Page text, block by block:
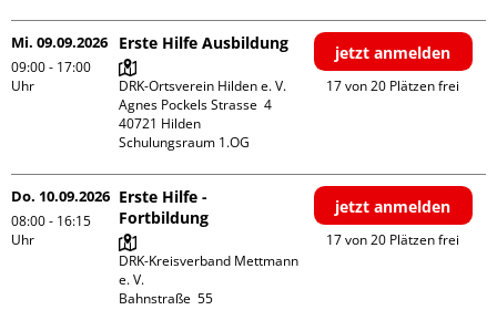
Mi. 09.09.2026
09:00 - 17:00
Uhr
Erste Hilfe Ausbildung
DRK-Ortsverein Hilden e. V.
Agnes Pockels Strasse  4
40721 Hilden
Schulungsraum 1.OG
jetzt anmelden
17 von 20 Plätzen frei
Do. 10.09.2026
08:00 - 16:15
Uhr
Erste Hilfe -
Fortbildung
DRK-Kreisverband Mettmann
e. V.
Bahnstraße  55
jetzt anmelden
17 von 20 Plätzen frei